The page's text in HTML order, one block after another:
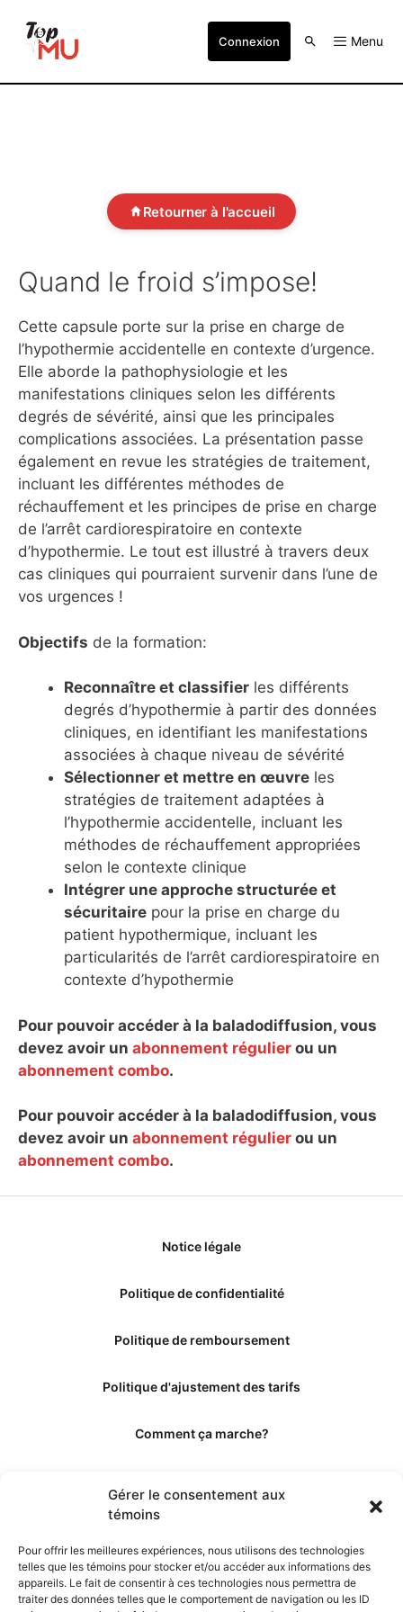
Gérer le consentement aux
témoins
Pour offrir les meilleures expériences, nous utilisons des technologies
telles que les témoins pour stocker et/ou accéder aux informations des
appareils. Le fait de consentir à ces technologies nous permettra de
traiter des données telles que le comportement de navigation ou les ID
Connexion Menu
Retourner à l'accueil
Quand le froid s’impose!
Cette capsule porte sur la prise en charge de
l’hypothermie accidentelle en contexte d’urgence.
Elle aborde la pathophysiologie et les
manifestations cliniques selon les différents
degrés de sévérité, ainsi que les principales
complications associées. La présentation passe
également en revue les stratégies de traitement,
incluant les différentes méthodes de
réchauffement et les principes de prise en charge
de l’arrêt cardiorespiratoire en contexte
d’hypothermie. Le tout est illustré à travers deux
cas cliniques qui pourraient survenir dans l’une de
vos urgences !
Objectifs de la formation:
Reconnaître et classifier les différents
degrés d’hypothermie à partir des données
cliniques, en identifiant les manifestations
associées à chaque niveau de sévérité
Sélectionner et mettre en œuvre les
stratégies de traitement adaptées à
l’hypothermie accidentelle, incluant les
méthodes de réchauffement appropriées
selon le contexte clinique
Intégrer une approche structurée et
sécuritaire pour la prise en charge du
patient hypothermique, incluant les
particularités de l’arrêt cardiorespiratoire en
contexte d’hypothermie
Pour pouvoir accéder à la baladodiffusion, vous
devez avoir un abonnement régulier ou un
abonnement combo.
Pour pouvoir accéder à la baladodiffusion, vous
devez avoir un abonnement régulier ou un
abonnement combo.
Notice légale
Politique de confidentialité
Politique de remboursement
Politique d'ajustement des tarifs
Comment ça marche?
Les éditeurs